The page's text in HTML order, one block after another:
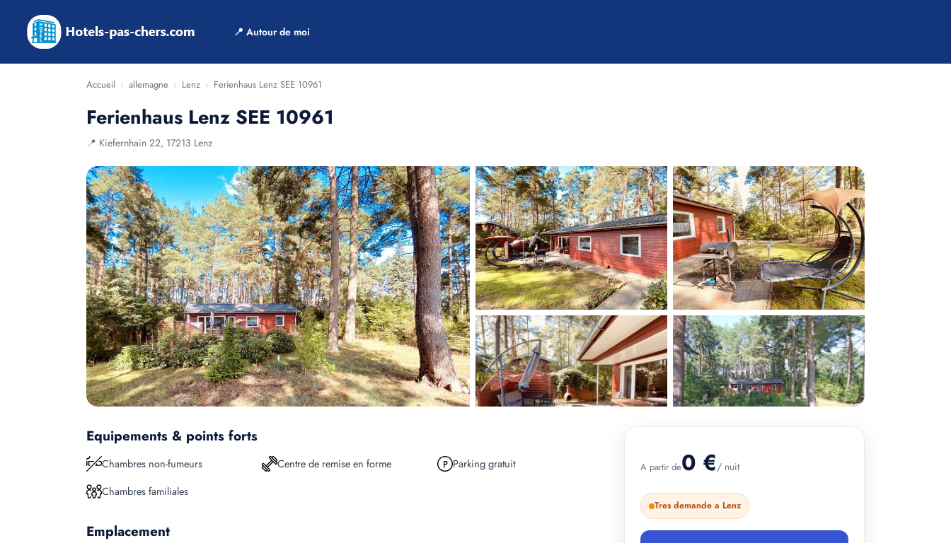
📍 Autour de moi
Accueil › allemagne › Lenz › Ferienhaus Lenz SEE 10961
Ferienhaus Lenz SEE 10961
📍 Kiefernhain 22, 17213 Lenz
+ 2 photos
Equipements & points forts
Chambres non-fumeurs Centre de remise en forme
Parking gratuit
Chambres familiales
Emplacement
A partir de0 €/ nuit
Tres demande a Lenz